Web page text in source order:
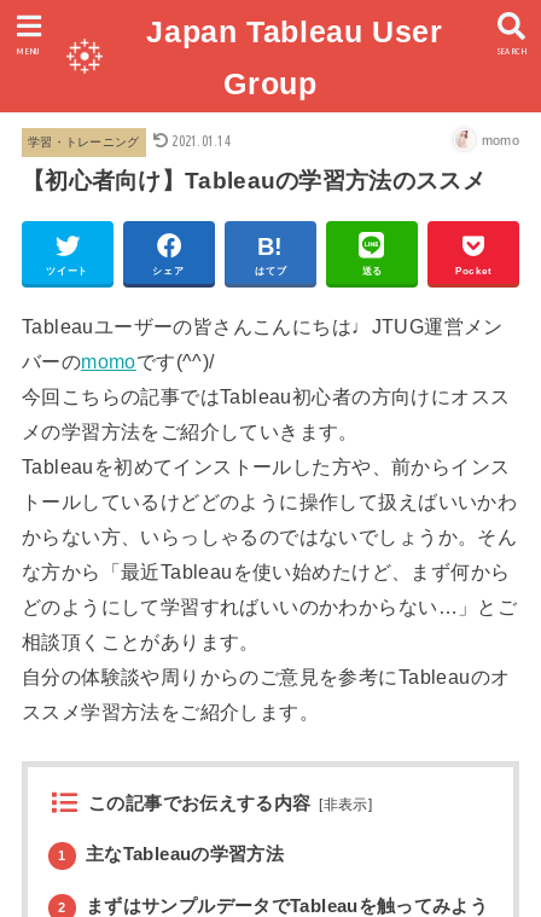
Japan Tableau User
Group
SEARCH
MENU
学習・トレーニング 2021.01.14 momo
【初心者向け】Tableauの学習方法のススメ
ツイート シェア はてブ 送る Pocket
Tableauユーザーの皆さんこんにちは♩JTUG運営メン
バーのmomoです(^^)/
今回こちらの記事ではTableau初心者の方向けにオスス
メの学習方法をご紹介していきます。
Tableauを初めてインストールした方や、前からインス
トールしているけどどのように操作して扱えばいいかわ
からない方、いらっしゃるのではないでしょうか。そん
な方から「最近Tableauを使い始めたけど、まず何から
どのようにして学習すればいいのかわからない…」とご
相談頂くことがあります。
自分の体験談や周りからのご意見を参考にTableauのオ
ススメ学習方法をご紹介します。
この記事でお伝えする内容 [非表示]
1 主なTableauの学習方法
2 まずはサンプルデータでTableauを触ってみよう